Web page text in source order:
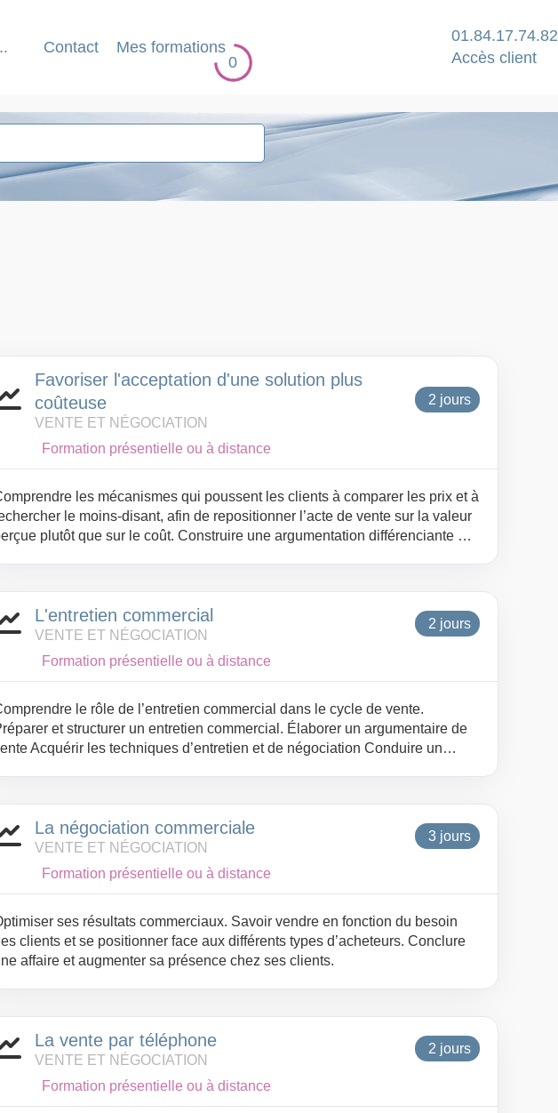
Contact
Mes formations
0
01.84.17.74.82
Accès client
Favoriser l'acceptation d'une solution plus
coûteuse
VENTE ET NÉGOCIATION
2 jours
Formation présentielle ou à distance
les mécanismes qui poussent les clients à comparer les prix et à
le moins-disant, afin de repositionner l’acte de vente sur la valeur
plutôt que sur le coût. Construire une argumentation différenciante et
efficacement les objections liées au prix et renforcer sa posture de
conseil, en vue de sécuriser la décision d’achat et la rentabilité des
L'entretien commercial
VENTE ET NÉGOCIATION
2 jours
Formation présentielle ou à distance
le rôle de l’entretien commercial dans le cycle de vente.
et structurer un entretien commercial. Élaborer un argumentaire de
Acquérir les techniques d’entretien et de négociation Conduire un
La négociation commerciale
VENTE ET NÉGOCIATION
3 jours
Formation présentielle ou à distance
ses résultats commerciaux. Savoir vendre en fonction du besoin
clients et se positionner face aux différents types d’acheteurs. Conclure
affaire et augmenter sa présence chez ses clients.
La vente par téléphone
VENTE ET NÉGOCIATION
2 jours
Formation présentielle ou à distance